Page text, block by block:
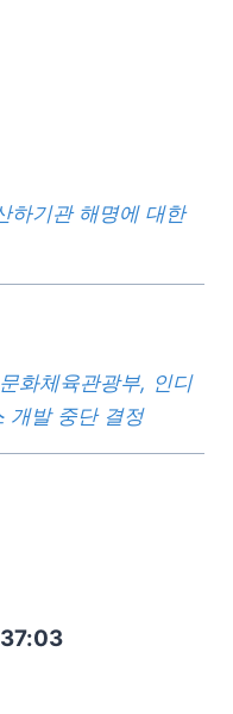
하기관 해명에 대한
화체육관광부, 인디
개발 중단 결정